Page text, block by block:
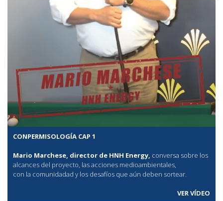
CONPERMISOLOGÍA CAP 1
Mario Marchese, director de HNH Energy, conversa sobre los
alcances del proyecto, las acciones medioambientales,
con la comunidadad y los desafíos que aún deben sortear.
VER VÍDEO